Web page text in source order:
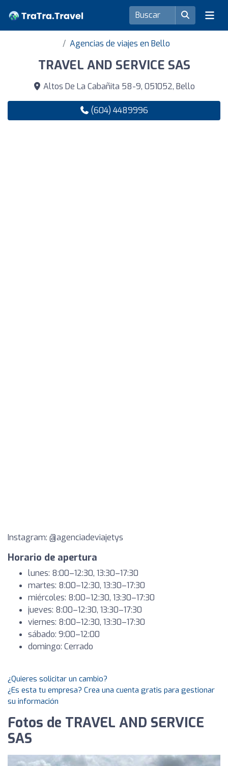
Agencias de viajes en Bello
TRAVEL AND SERVICE SAS
Altos De La Cabañita 58-9, 051052, Bello
(604) 4489996
Instagram: @agenciadeviajetys
Horario de apertura
lunes: 8:00–12:30, 13:30–17:30
martes: 8:00–12:30, 13:30–17:30
miércoles: 8:00–12:30, 13:30–17:30
jueves: 8:00–12:30, 13:30–17:30
viernes: 8:00–12:30, 13:30–17:30
sábado: 9:00–12:00
domingo: Cerrado
¿Quieres solicitar un cambio?
¿Es esta tu empresa? Crea una cuenta gratis para gestionar
su información
Fotos de TRAVEL AND SERVICE
SAS